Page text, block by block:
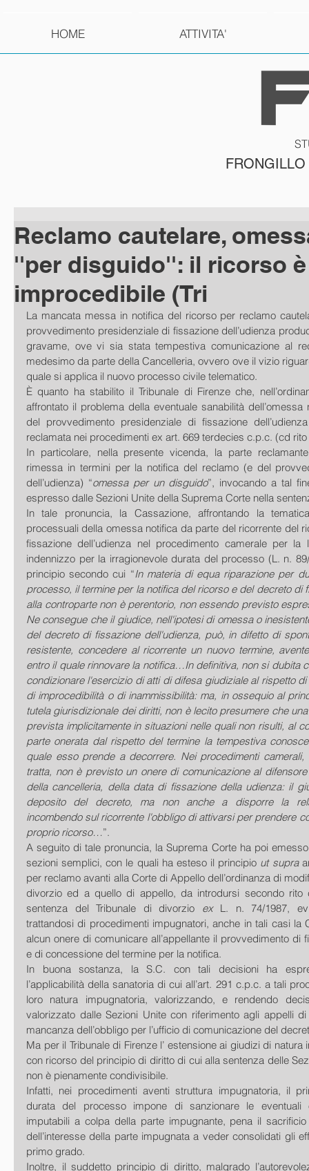
HOME ATTIVITA'
Reclamo cautelare,
''per disguido'': il ricorso è
improcedibile (Tri
La mancata messa in notifica del ricorso per reclamo
provvedimento presidenziale di fissazione dell’udienza
gravame, ove vi sia stata tempestiva comunicazione al
medesimo da parte della Cancelleria, ovvero ove il vizio
quale si applica il nuovo processo civile telematico.
È quanto ha stabilito il Tribunale di Firenze che,
affrontato il problema della eventuale sanabilità
del provvedimento presidenziale di fissazione
reclamata nei procedimenti ex art. 669 terdecies c.p.c. (cd
In particolare, nella presente vicenda, la parte
rimessa in termini per la notifica del reclamo (e del
dell’udienza) “omessa per un disguido”, invocando a tal
espresso dalle Sezioni Unite della Suprema Corte nella
In tale pronuncia, la Cassazione, affrontando la
processuali della omessa notifica da parte del ricorrente del
fissazione dell’udienza nel procedimento camerale per la
indennizzo per la irragionevole durata del processo (L. n.
principio secondo cui “In materia di equa riparazione per
processo, il termine per la notifica del ricorso e del decreto di
alla controparte non è perentorio, non essendo previsto
Ne consegue che il giudice, nell'ipotesi di omessa o
del decreto di fissazione dell'udienza, può, in difetto di
resistente, concedere al ricorrente un nuovo termine,
entro il quale rinnovare la notifica…In definitiva, non si dubita
condizionare l'esercizio di atti di difesa giudiziale al rispetto
di improcedibilità o di inammissibilità: ma, in ossequio al
tutela giurisdizionale dei diritti, non è lecito presumere che
prevista implicitamente in situazioni nelle quali non risulti, al
parte onerata dal rispetto del termine la tempestiva
quale esso prende a decorrere. Nei procedimenti
tratta, non è previsto un onere di comunicazione al
della cancelleria, della data di fissazione della udienza: il
deposito del decreto, ma non anche a disporre la
incombendo sul ricorrente l'obbligo di attivarsi per prendere
proprio ricorso…”.
A seguito di tale pronuncia, la Suprema Corte ha poi
sezioni semplici, con le quali ha esteso il principio ut supra
per reclamo avanti alla Corte di Appello dell’ordinanza di
divorzio ed a quello di appello, da introdursi secondo rito
sentenza del Tribunale di divorzio ex L. n. 74/1987,
trattandosi di procedimenti impugnatori, anche in tali casi la
alcun onere di comunicare all’appellante il provvedimento di
e di concessione del termine per la notifica.
In buona sostanza, la S.C. con tali decisioni ha
l’applicabilità della sanatoria di cui all’art. 291 c.p.c. a tali
loro natura impugnatoria, valorizzando, e rendendo
valorizzato dalle Sezioni Unite con riferimento agli appelli
mancanza dell’obbligo per l’ufficio di comunicazione del
Ma per il Tribunale di Firenze l’ estensione ai giudizi di natura
con ricorso del principio di diritto di cui alla sentenza delle
non è pienamente condivisibile.
Infatti, nei procedimenti aventi struttura impugnatoria, il
durata del processo impone di sanzionare le eventuali
imputabili a colpa della parte impugnante, pena il
dell’interesse della parte impugnata a veder consolidati gli
primo grado.
Inoltre, il suddetto principio di diritto, malgrado